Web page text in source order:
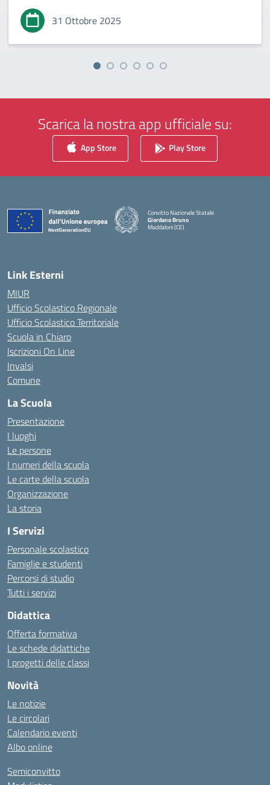
31 Ottobre 2025
Scarica la nostra app ufficiale su:
App Store Play Store
Convitto Nazionale Statale
Giordano Bruno
Maddaloni (CE)
Link Esterni
MIUR
Ufficio Scolastico Regionale
Ufficio Scolastico Territoriale
Scuola in Chiaro
Iscrizioni On Line
Invalsi
Comune
La Scuola
Presentazione
I luoghi
Le persone
I numeri della scuola
Le carte della scuola
Organizzazione
La storia
I Servizi
Personale scolastico
Famiglie e studenti
Percorsi di studio
Tutti i servizi
Didattica
Offerta formativa
Le schede didattiche
I progetti delle classi
Novità
Le notizie
Le circolari
Calendario eventi
Albo online
Semiconvitto